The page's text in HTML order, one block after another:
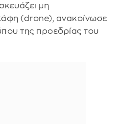
μη
(drone), ανακοίνωσε
της προεδρίας του